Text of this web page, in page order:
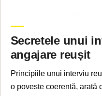
Secretele unui
angajare reușit
Principiile unui interviu
o poveste coerentă, arată